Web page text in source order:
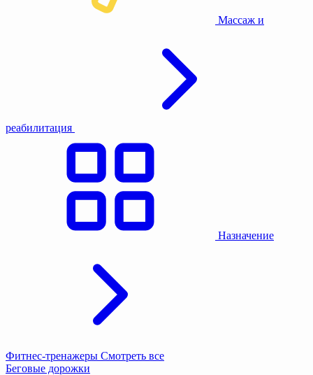
Массаж и
реабилитация
Назначение
Фитнес-тренажеры Смотреть все
Беговые дорожки